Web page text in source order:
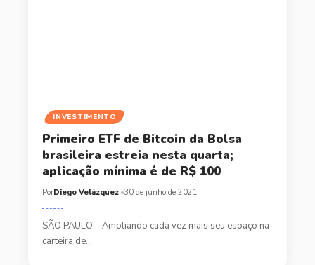
INVESTIMENTO
Primeiro ETF de Bitcoin da Bolsa
brasileira estreia nesta quarta;
aplicação mínima é de R$ 100
PorDiego Velázquez 30 de junho de 2021
SÃO PAULO – Ampliando cada vez mais seu espaço na
carteira de…